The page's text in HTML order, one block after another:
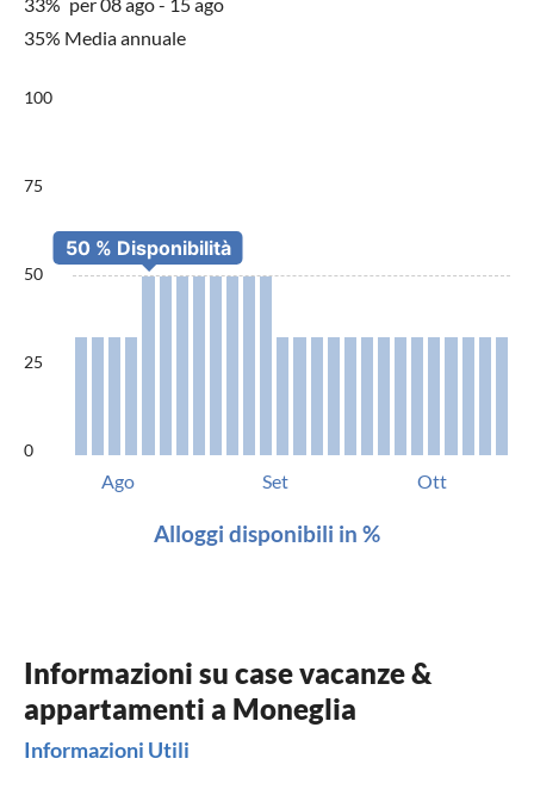
35% Media annuale
100
75
50
25
0
Ago Set Ott
Alloggi disponibili in %
Informazioni su case vacanze &
appartamenti a Moneglia
Informazioni Utili